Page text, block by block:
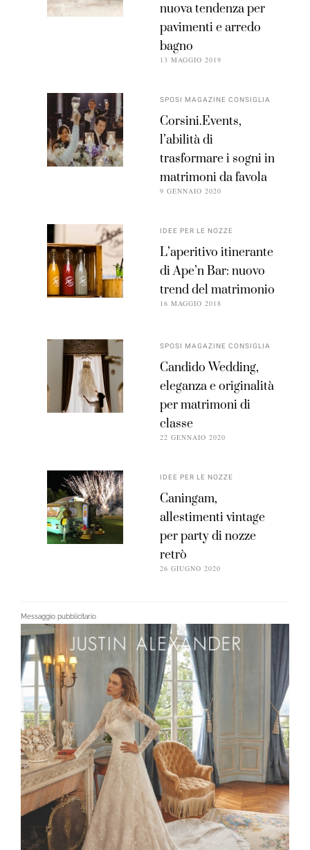
nuova tendenza per
pavimenti e arredo
bagno
13 MAGGIO 2019
SPOSI MAGAZINE CONSIGLIA
Corsini.Events,
l’abilità di
trasformare i sogni in
matrimoni da favola
9 GENNAIO 2020
IDEE PER LE NOZZE
L’aperitivo itinerante
di Ape’n Bar: nuovo
trend del matrimonio
16 MAGGIO 2018
SPOSI MAGAZINE CONSIGLIA
Candido Wedding,
eleganza e originalità
per matrimoni di
classe
22 GENNAIO 2020
IDEE PER LE NOZZE
Caningam,
allestimenti vintage
per party di nozze
retrò
26 GIUGNO 2020
Messaggio pubblicitario